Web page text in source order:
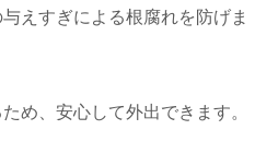
えすぎによる根腐れを防げま
め、安心して外出できます。